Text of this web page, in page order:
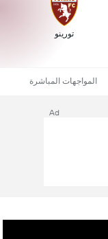
تورينو
المواجهات المباشرة
Ad